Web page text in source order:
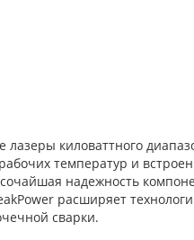
киловаттного
температур и
надежность
расширяет
сварки.